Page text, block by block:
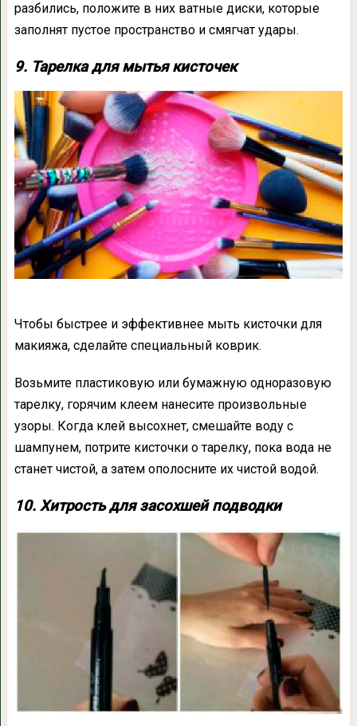
разбились, положите в них ватные диски, которые
заполнят пустое пространство и смягчат удары.
9. Тарелка для мытья кисточек
Чтобы быстрее и эффективнее мыть кисточки для
макияжа, сделайте специальный коврик.
Возьмите пластиковую или бумажную одноразовую
тарелку, горячим клеем нанесите произвольные
узоры. Когда клей высохнет, смешайте воду с
шампунем, потрите кисточки о тарелку, пока вода не
станет чистой, а затем ополосните их чистой водой.
10. Хитрость для засохшей подводки